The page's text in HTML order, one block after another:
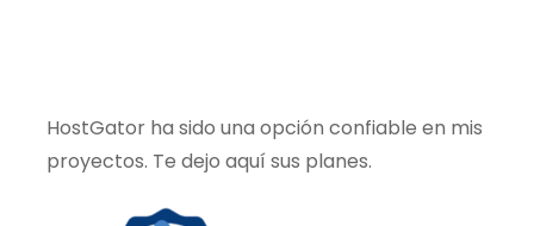
HostGator ha sido una opción confiable en mis
proyectos. Te dejo aquí sus planes.